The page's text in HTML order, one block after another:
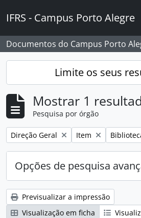
IFRS - Campus Porto Alegre
Documentos do Campus Porto
Limite os seus
Mostrar 1
Pesquisa por órgão
Remover filtro:
Direção Geral Remover filtro:
Item Remover
Opções de pesquisa
Previsualizar a impressão
Visualização em ficha